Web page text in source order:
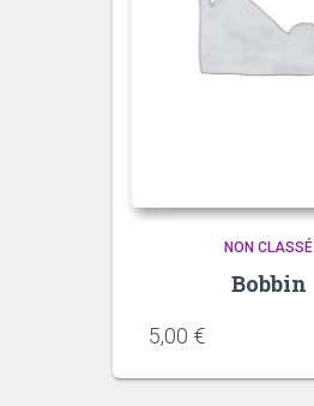
NON CLASSÉ
Bobbin
5,00 €